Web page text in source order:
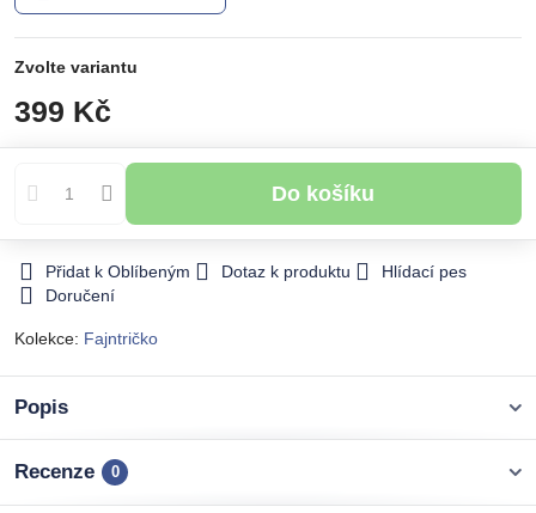
Zvolte variantu
399 Kč
Do košíku
Přidat k Oblíbeným Dotaz k produktu
Hlídací pes
Doručení
Kolekce: Fajntričko
Popis
Recenze 0